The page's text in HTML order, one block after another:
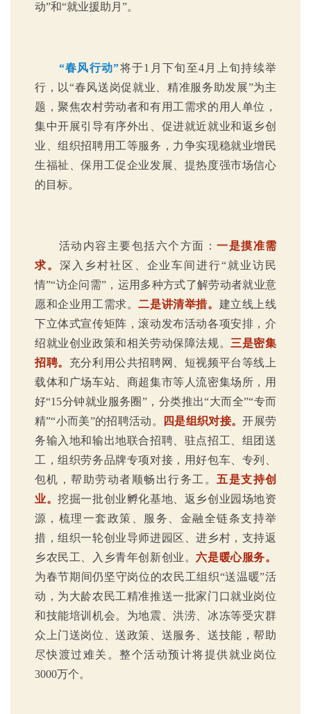
动”和“就业援助月”。
“春风行动”将于1月下旬至4月上旬持续举
行，以“春风送岗促就业、精准服务助发展”为主
题，聚焦农村劳动者和有用工需求的用人单位，
集中开展引导有序外出、促进就近就业和返乡创
业、组织招聘用工等服务，力争实现稳就业增民
生福祉、保用工促企业发展、提热度强市场信心
的目标。
活动内容主要包括六个方面：一是摸准需
求。 深入乡村社区、企业车间进行“就业访民
情”“访企问需”，运用多种方式了解劳动者就业意
愿和企业用工需求。二是讲清举措。 建立线上线
下立体式宣传矩阵，滚动发布活动各项安排，介
绍就业创业政策和相关劳动保障法规。 三是密集
招聘。 充分利用公共招聘网、短视频平台等线上
载体和广场车站、商超集市等人流密集场所，用
好“15分钟就业服务圈”，分类推出“大而全”“专而
精”“小而美”的招聘活动。
四是组织对接。开展劳
务输入地和输出地联合招聘、驻点招工、组团送
工，组织劳务品牌专项对接，用好包车、专列、
包机，帮助劳动者顺畅出行务工。 五是支持创
业。挖掘一批创业孵化基地、返乡创业园场地资
源，梳理一套政策、服务、金融全链条支持举
措，组织一轮创业导师进园区、进乡村，支持返
乡农民工、入乡青年创新创业。六是暖心服务。
为春节期间仍坚守岗位的农民工组织“送温暖”活
动，为大龄农民工精准推送一批家门口就业岗位
和技能培训机会。为地震、洪涝、冰冻等受灾群
众上门送岗位、送政策、送服务、送技能，帮助
尽快渡过难关。整个活动预计将提供就业岗位
3000万个。